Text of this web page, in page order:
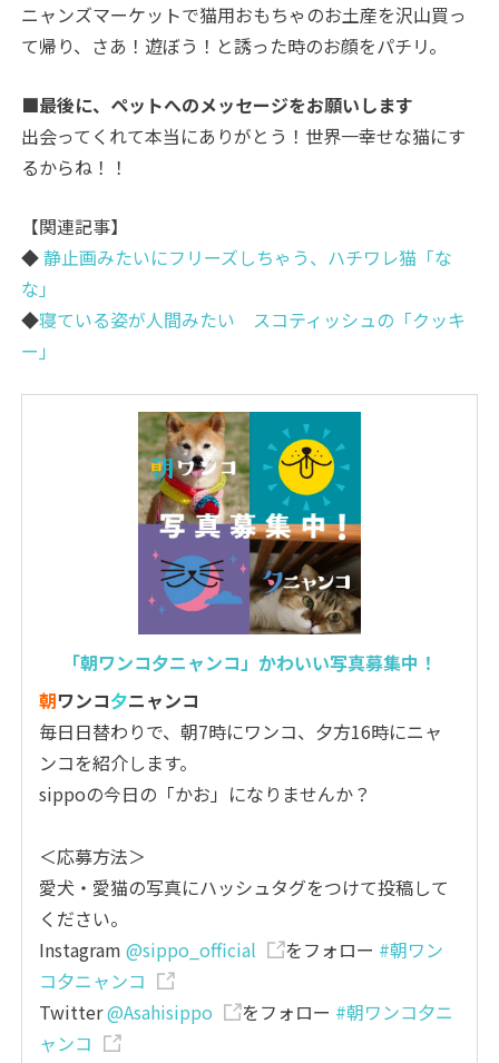
ニャンズマーケットで猫用おもちゃのお土産を沢山買っ
て帰り、さあ！遊ぼう！と誘った時のお顔をパチリ。
■最後に、ペットへのメッセージをお願いします
出会ってくれて本当にありがとう！世界一幸せな猫にす
るからね！！
【関連記事】
◆静止画みたいにフリーズしちゃう、ハチワレ猫「な
な」
◆寝ている姿が人間みたい スコティッシュの「クッキ
ー」
「朝ワンコ夕ニャンコ」かわいい写真募集中！
朝ワンコ夕ニャンコ
毎日日替わりで、朝7時にワンコ、夕方16時にニャ
ンコを紹介します。
sippoの今日の「かお」になりませんか？
＜応募方法＞
愛犬・愛猫の写真にハッシュタグをつけて投稿して
ください。
Instagram@sippo_official をフォロー #朝ワン
コ夕ニャンコ
Twitter@Asahisippo をフォロー #朝ワンコ夕ニ
ャンコ